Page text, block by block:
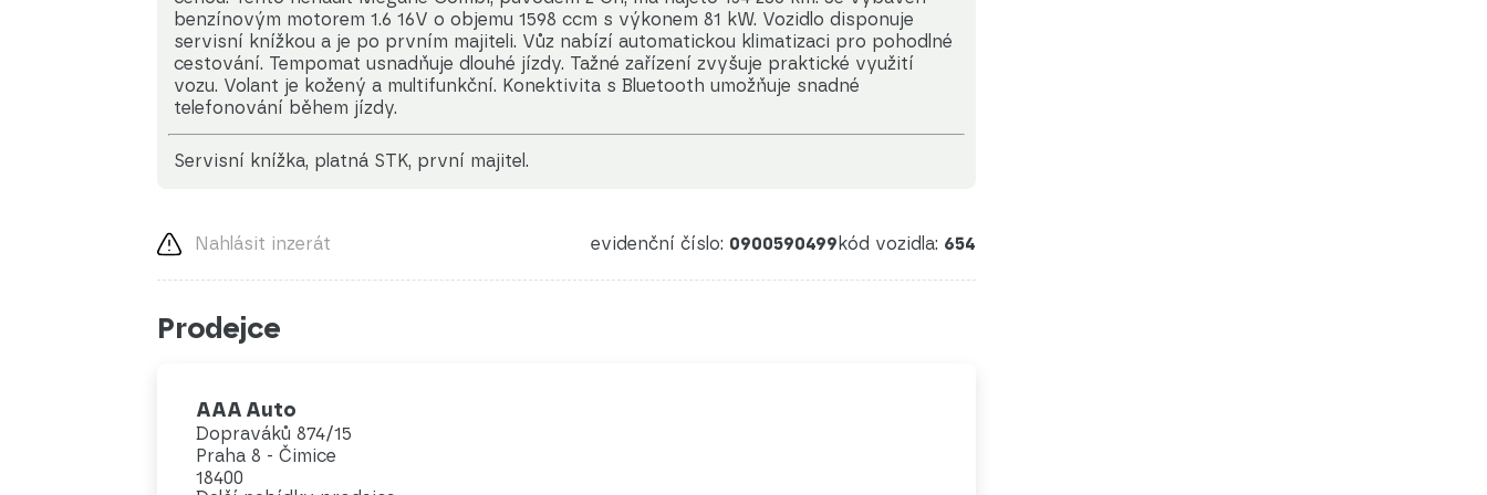
benzínovým motorem 1.6 16V o objemu 1598 ccm s výkonem 81 kW. Vozidlo disponuje
servisní knížkou a je po prvním majiteli. Vůz nabízí automatickou klimatizaci pro pohodlné
cestování. Tempomat usnadňuje dlouhé jízdy. Tažné zařízení zvyšuje praktické využití
vozu. Volant je kožený a multifunkční. Konektivita s Bluetooth umožňuje snadné
telefonování během jízdy.
servisní knížka, platná STK, první majitel.
evidenční číslo: 0900590499 kód vozidla: 654
Nahlásit inzerát
Prodejce
AAA Auto
Dopraváků 874/15
Praha 8 - Čimice
18400